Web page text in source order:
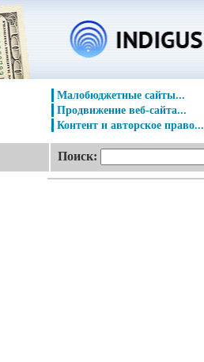
Малобюджетные сайты...
Продвижение веб-сайта...
Контент и авторское право...
Поиск: